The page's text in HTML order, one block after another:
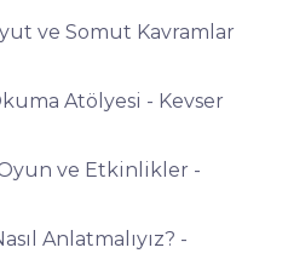
ve Somut Kavramlar
Atölyesi - Kevser
ve Etkinlikler -
Anlatmalıyız? -